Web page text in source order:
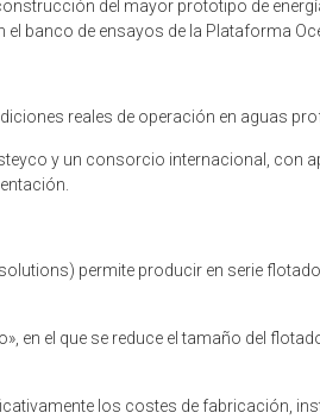
del mayor prototipo de
banco de ensayos de la Plataforma
reales de operación en aguas
y un consorcio internacional, con
permite producir en serie
en el que se reduce el tamaño del
los costes de fabricación,